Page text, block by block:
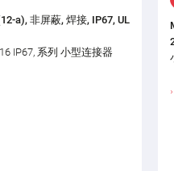
a), 非屏蔽, 焊接, IP67, UL
IP67, 系列 小型连接器